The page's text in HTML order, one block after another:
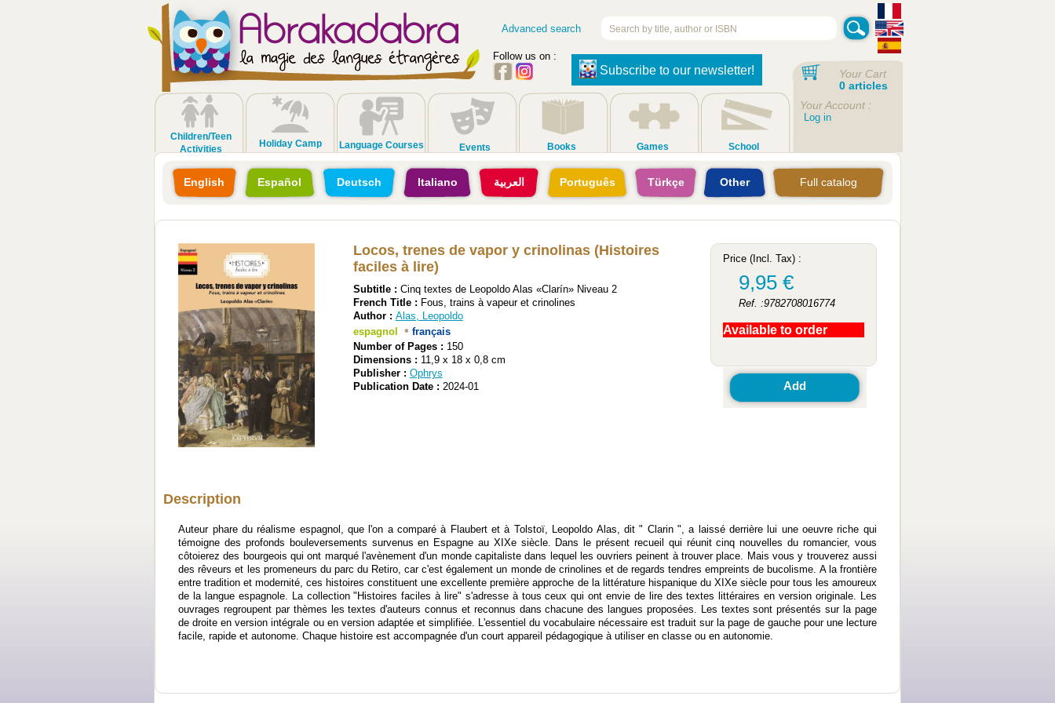
Advanced search
Follow us on :
Subscribe to our newsletter!
Children/Teen
Activities
Holiday Camp Language Courses Events Books Games School
Your Cart
0 articles
Your Account :
Log in
English Español Deutsch Italiano العربية Português Türkçe Other Full catalog
Locos, trenes de vapor y crinolinas (Histoires
faciles à lire)
Subtitle : Cinq textes de Leopoldo Alas «Clarín» Niveau 2
French Title : Fous, trains à vapeur et crinolines
Author : Alas, Leopoldo
espagnol
• français
Number of Pages : 150
Dimensions : 11,9 x 18 x 0,8 cm
Publisher : Ophrys
Publication Date : 2024-01
Price (Incl. Tax) :
9,95 €
Ref. :9782708016774
Available to order
Add
Description
Auteur phare du réalisme espagnol, que l'on a comparé à Flaubert et à Tolstoï, Leopoldo Alas, dit " Clarin ", a laissé derrière lui une oeuvre riche qui
témoigne des profonds bouleversements survenus en Espagne au XIXe siècle. Dans le présent recueil qui réunit cinq nouvelles du romancier, vous
côtoierez des bourgeois qui ont marqué l'avènement d'un monde capitaliste dans lequel les ouvriers peinent à trouver place. Mais vous y trouverez aussi
des rêveurs et les promeneurs du parc du Retiro, car c'est également un monde de crinolines et de regards tendres empreints de bucolisme. A la frontière
entre tradition et modernité, ces histoires constituent une excellente première approche de la littérature hispanique du XIXe siècle pour tous les amoureux
de la langue espagnole. La collection "Histoires faciles à lire" s'adresse à tous ceux qui ont envie de lire des textes littéraires en version originale. Les
ouvrages regroupent par thèmes les textes d'auteurs connus et reconnus dans chacune des langues proposées. Les textes sont présentés sur la page
de droite en version intégrale ou en version adaptée et simplifiée. L'essentiel du vocabulaire nécessaire est traduit sur la page de gauche pour une lecture
facile, rapide et autonome. Chaque histoire est accompagnée d'un court appareil pédagogique à utiliser en classe ou en autonomie.